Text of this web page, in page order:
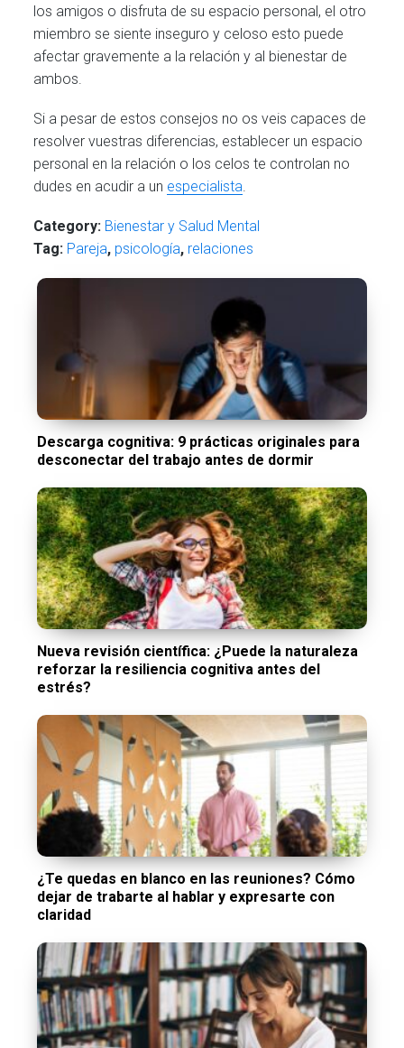
los amigos o disfruta de su espacio personal, el otro
miembro se siente inseguro y celoso esto puede
afectar gravemente a la relación y al bienestar de
ambos.
Si a pesar de estos consejos no os veis capaces de
resolver vuestras diferencias, establecer un espacio
personal en la relación o los celos te controlan no
dudes en acudir a un especialista.
Category: Bienestar y Salud Mental
Tag: Pareja, psicología, relaciones
Descarga cognitiva: 9 prácticas originales para
desconectar del trabajo antes de dormir
Nueva revisión científica: ¿Puede la naturaleza
reforzar la resiliencia cognitiva antes del
estrés?
¿Te quedas en blanco en las reuniones? Cómo
dejar de trabarte al hablar y expresarte con
claridad